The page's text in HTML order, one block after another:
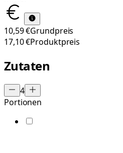
10,59 €Grundpreis
17,10 €Produktpreis
Zutaten
4
Portionen